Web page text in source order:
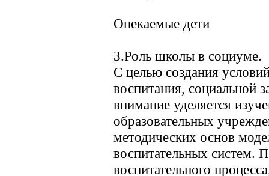
Опекаемые дети
3.Роль школы в социуме.
С целью создания
воспитания, социальной
внимание уделяется
образовательных
методических основ
воспитательных систем.
воспитательного